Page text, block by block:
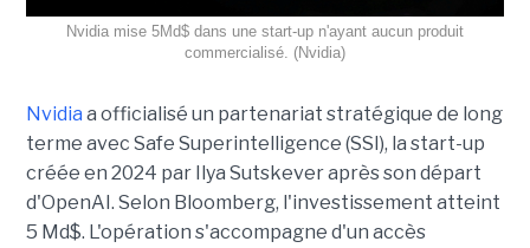
Nvidia mise 5Md$ dans une start-up n'ayant aucun produit
commercialisé. (Nvidia)
Nvidia a officialisé un partenariat stratégique de long
terme avec Safe Superintelligence (SSI), la start-up
créée en 2024 par Ilya Sutskever après son départ
d'OpenAI. Selon Bloomberg, l'investissement atteint
5 Md$. L'opération s'accompagne d'un accès